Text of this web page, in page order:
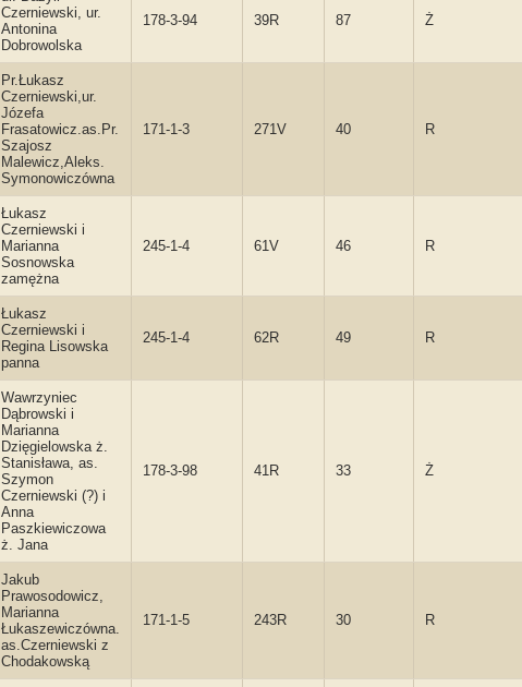
Czerniewski, ur.
Antonina
Dobrowolska
178-3-94 39R 87 Ż
Pr.Łukasz
Czerniewski,ur.
Józefa
Frasatowicz.as.Pr.
Szajosz
Malewicz,Aleks.
Symonowiczówna
171-1-3 271V 40 R
Łukasz
Czerniewski i
Marianna
Sosnowska
zamężna
245-1-4 61V 46 R
Łukasz
Czerniewski i
Regina Lisowska
panna
245-1-4 62R 49 R
Wawrzyniec
Dąbrowski i
Marianna
Dzięgielowska ż.
Stanisława, as.
Szymon
Czerniewski (?) i
Anna
Paszkiewiczowa
ż. Jana
178-3-98 41R 33 Ż
Jakub
Prawosodowicz,
Marianna
Łukaszewiczówna.
as.Czerniewski z
Chodakowską
171-1-5 243R 30 R